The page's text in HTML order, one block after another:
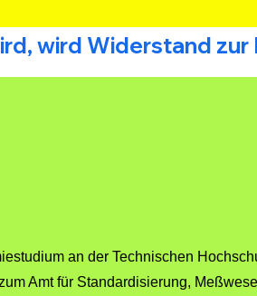
wird Widerstand
an der Technischen
Amt für Standardisierung,